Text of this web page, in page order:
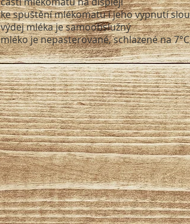
ke spuštění mlékomatu i jeho vypnutí
výdej mléka je samoobslužný
mléko je nepasterované, schlazené na 7